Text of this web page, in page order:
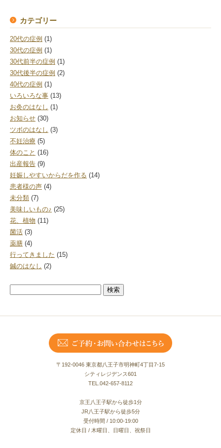
カテゴリー
20代の症例 (1)
30代の症例 (1)
30代前半の症例 (1)
30代後半の症例 (2)
40代の症例 (1)
いろいろな事 (13)
お灸のはなし (1)
お知らせ (30)
ツボのはなし (3)
不妊治療 (5)
体のこと (16)
出産報告 (9)
妊娠しやすいからだを作る (14)
患者様の声 (4)
未分類 (7)
美味しいもの♪ (25)
花、植物 (11)
菌活 (3)
薬膳 (4)
行ってきました (15)
鍼のはなし (2)
〒192-0046 東京都八王子市明神町4丁目7-15
シティレジデンス601
TEL.042-657-8112
京王八王子駅から徒歩1分
JR八王子駅から徒歩5分
受付時間 / 10:00-19:00
定休日 / 木曜日、日曜日、祝祭日